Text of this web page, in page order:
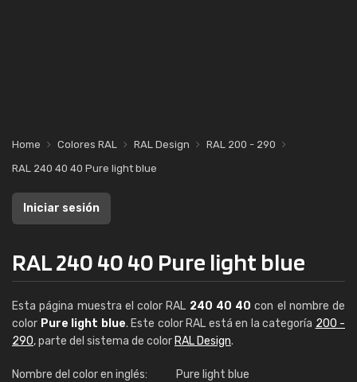
Home Colores RAL RAL Design
RAL 200 - 290
RAL 240 40 40 Pure light blue
Iniciar sesión
RAL 240 40 40 Pure light blue
Esta página muestra el color RAL 240 40 40 con el nombre de
color Pure light blue. Este color RAL está en la categoría 200 -
290, parte del sistema de color RAL Design.
Nombre del color en inglés:
Pure light blue